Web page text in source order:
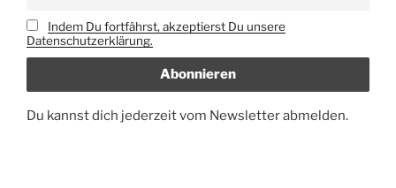
Indem Du fortfährst, akzeptierst Du unsere
Datenschutzerklärung.
Du kannst dich jederzeit vom Newsletter abmelden.